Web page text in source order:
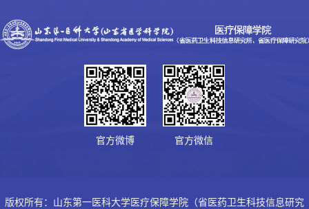
官方微博 官方微信
版权所有：山东第一医科大学医疗保障学院（省医药卫生科技信息研究